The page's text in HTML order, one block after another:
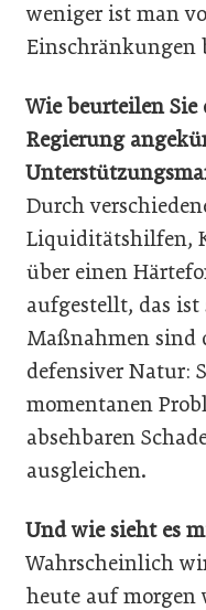
weniger ist man
Einschränkungen
Wie beurteilen Sie
Regierung
Durch
Liquiditätshilfen,
über einen
aufgestellt, das
Maßnahmen sind
defensiver Natur:
momentanen
absehbaren
ausgleichen.
Und wie sieht es
Wahrscheinlich
heute auf morgen